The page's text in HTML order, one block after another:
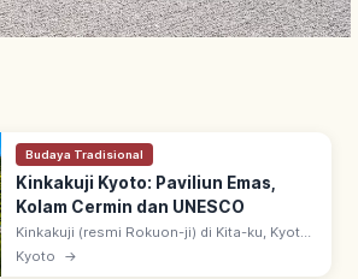
Budaya Tradisional
Kinkakuji Kyoto: Paviliun Emas,
Kolam Cermin dan UNESCO
Kinkakuji (resmi Rokuon-ji) di Kita-ku, Kyoto:
paviliun 3 lantai berlapis daun emas
(Shariden), didirikan Ashikaga Yoshimitsu.
Kyoto →